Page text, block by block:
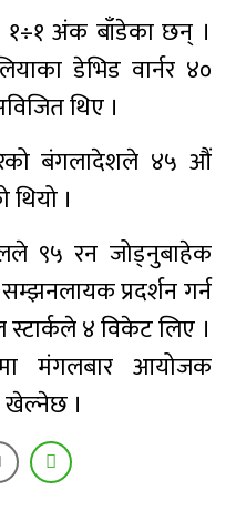
अंक बाँडेका छन् ।
डेभिड वार्नर ४०
थिए ।
बंगलादेशले ४५ औं
।
९५ रन जोड्नुबाहेक
प्रदर्शन गर्न
४ विकेट लिए ।
मंगलबार आयोजक
खेल्नेछ ।